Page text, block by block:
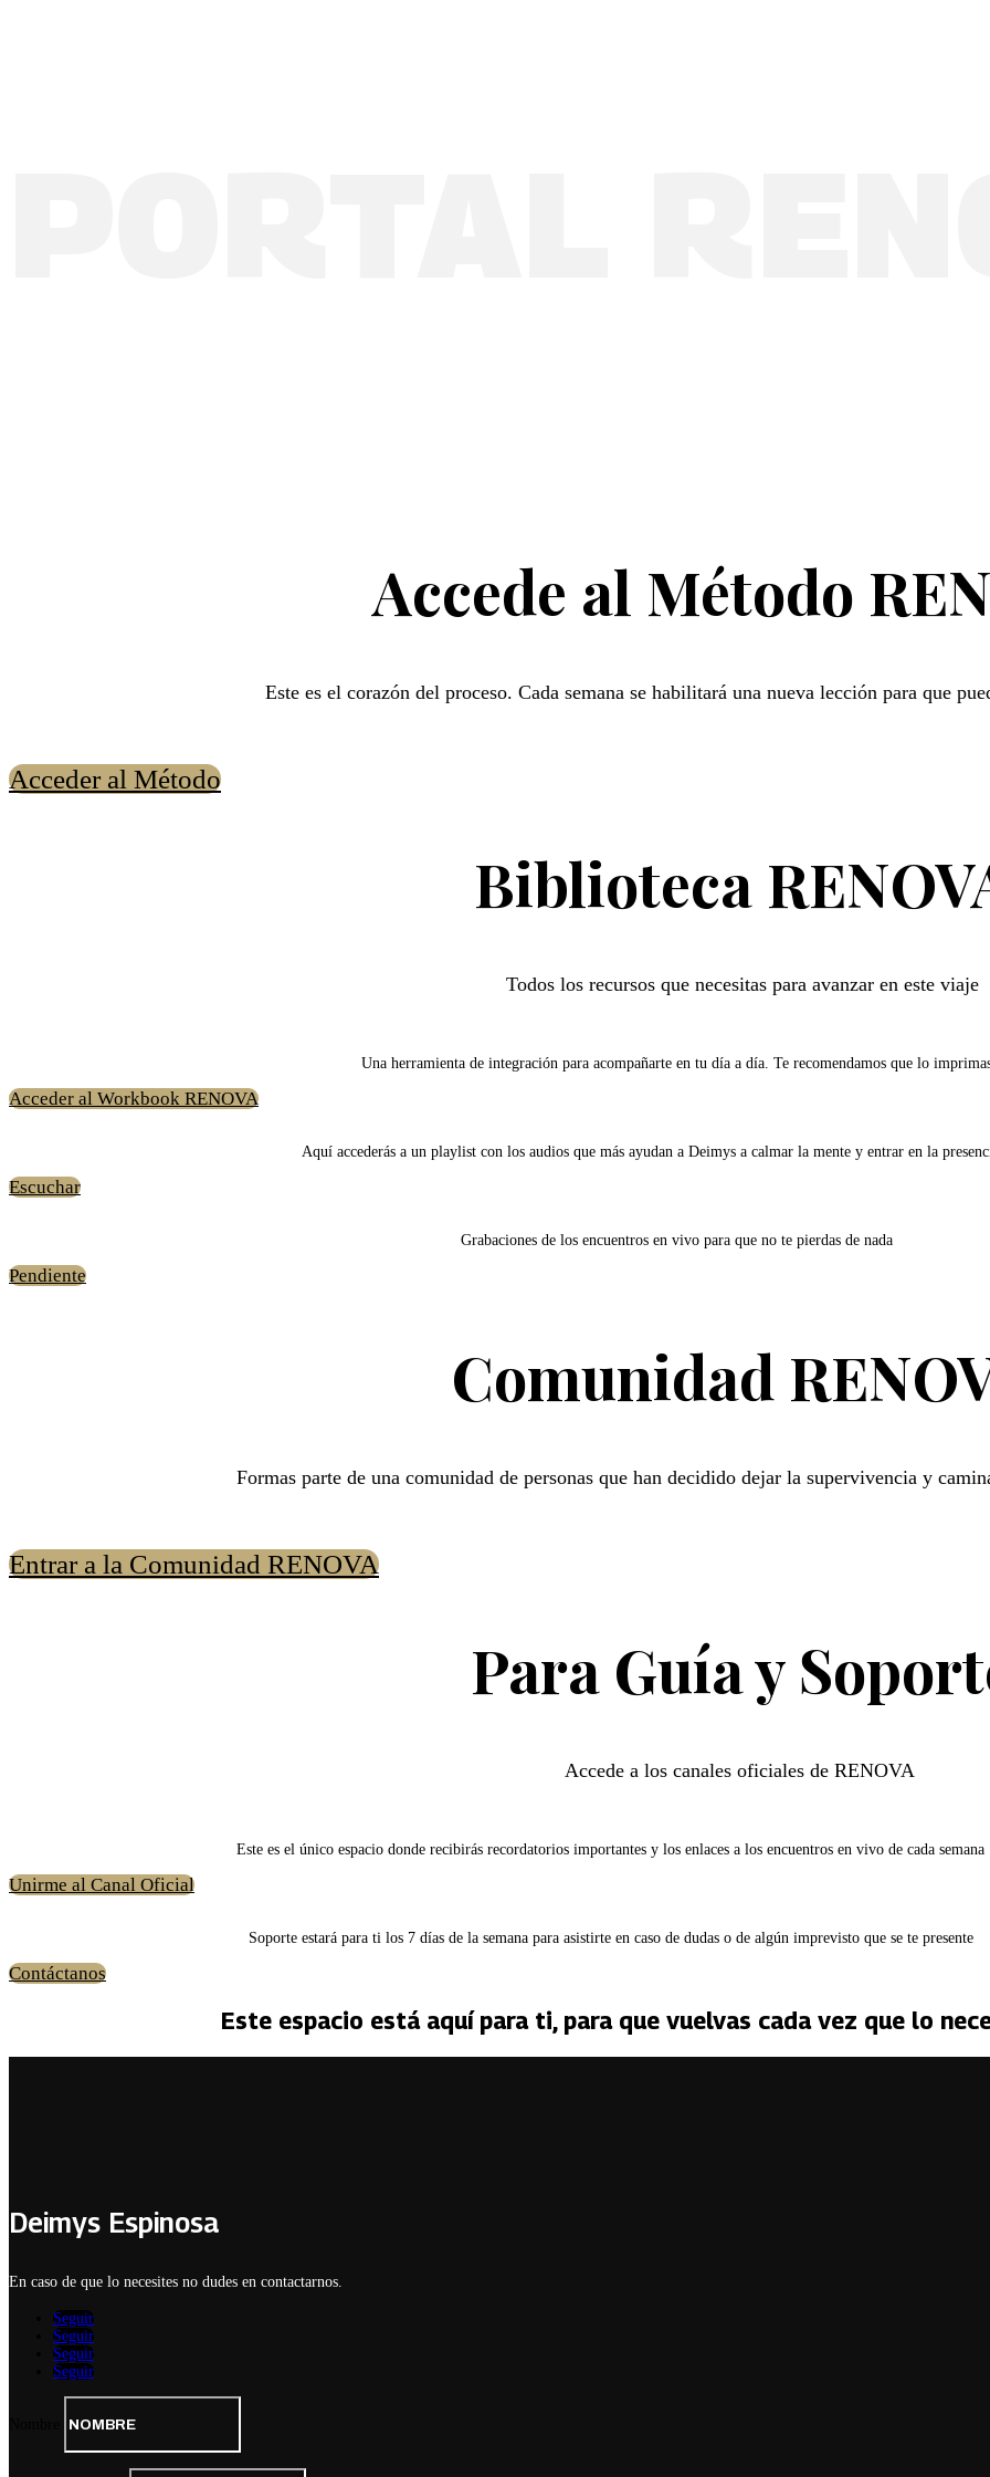
Accede al Método
Este es el corazón del proceso. Cada semana se habilitará una nueva lección para que
Acceder al Método
Biblioteca
Todos los recursos que necesitas para avanzar en este viaje
Una herramienta de integración para acompañarte en tu día a día. Te recomendamos que lo
Acceder al Workbook RENOVA
Aquí accederás a un playlist con los audios que más ayudan a Deimys a calmar la mente y entrar en la
Escuchar
Grabaciones de los encuentros en vivo para que no te pierdas de nada
Pendiente
Comunidad
Formas parte de una comunidad de personas que han decidido dejar la supervivencia y
Entrar a la Comunidad RENOVA
Para Guía y
Accede a los canales oficiales de RENOVA
Este es el único espacio donde recibirás recordatorios importantes y los enlaces a los encuentros en vivo de cada semana
Unirme al Canal Oficial
Soporte estará para ti los 7 días de la semana para asistirte en caso de dudas o de algún imprevisto que se te presente
Contáctanos
Este espacio está aquí para ti, para que vuelvas cada vez que lo
Deimys Espinosa
En caso de que lo necesites no dudes en contactarnos.
Seguir
Seguir
Seguir
Seguir